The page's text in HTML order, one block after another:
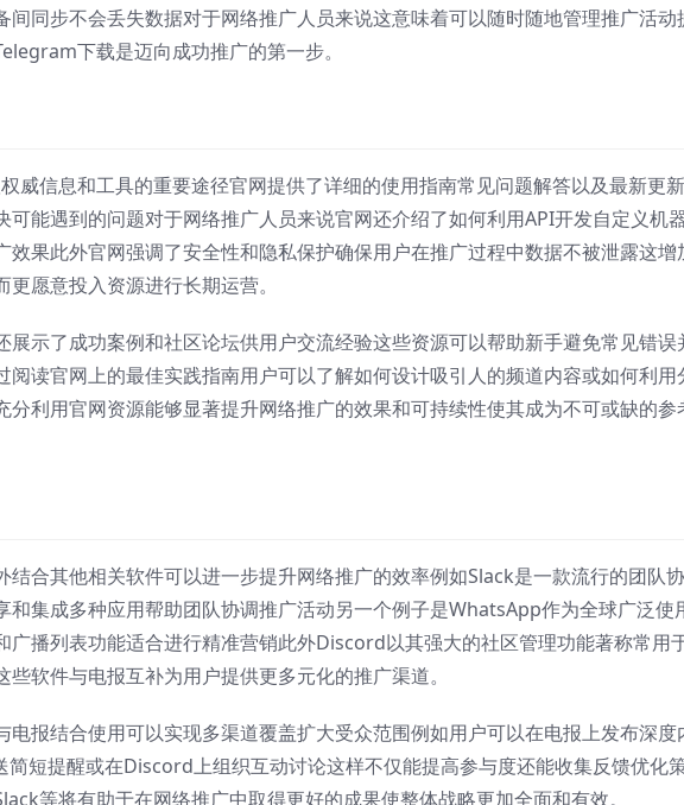
间同步不会丢失数据对于网络推广人员来说这意味着可以随时随地管理推广活动
下载是迈向成功推广的第一步。
威信息和工具的重要途径官网提供了详细的使用指南常见问题解答以及最新更
可能遇到的问题对于网络推广人员来说官网还介绍了如何利用API开发自定义机
效果此外官网强调了安全性和隐私保护确保用户在推广过程中数据不被泄露这增
愿意投入资源进行长期运营。
展示了成功案例和社区论坛供用户交流经验这些资源可以帮助新手避免常见错误
阅读官网上的最佳实践指南用户可以了解如何设计吸引人的频道内容或如何利用
分利用官网资源能够显著提升网络推广的效果和可持续性使其成为不可或缺的参
结合其他相关软件可以进一步提升网络推广的效率例如Slack是一款流行的团队
和集成多种应用帮助团队协调推广活动另一个例子是WhatsApp作为全球广泛使
广播列表功能适合进行精准营销此外Discord以其强大的社区管理功能著称常用
软件与电报互补为用户提供更多元化的推广渠道。
电报结合使用可以实现多渠道覆盖扩大受众范围例如用户可以在电报上发布深度
短提醒或在Discord上组织互动讨论这样不仅能提高参与度还能收集反馈优化
等将有助于在网络推广中取得更好的成果使整体战略更加全面和有效。